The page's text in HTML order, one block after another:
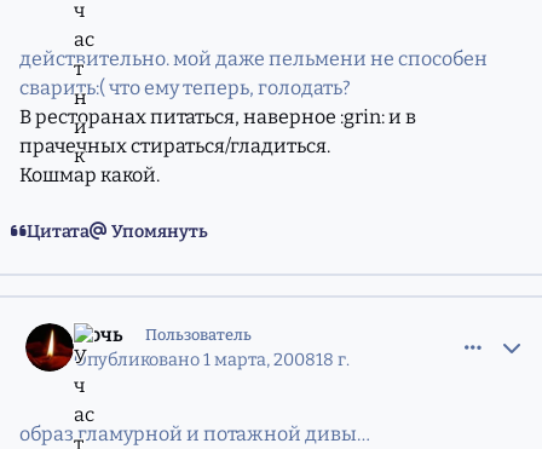
действительно. мой даже пельмени не способен
сварить:( что ему теперь, голодать?
В ресторанах питаться, наверное :grin: и в
прачечных стираться/гладиться.
Кошмар какой.
Цитата Упомянуть
Ночь Пользователь
Опубликовано1 марта, 200818 г.
образ гламурной и потажной дивы…